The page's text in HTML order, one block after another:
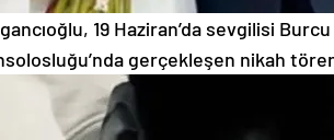
19 Haziran’da sevgilisi
gerçekleşen nikah